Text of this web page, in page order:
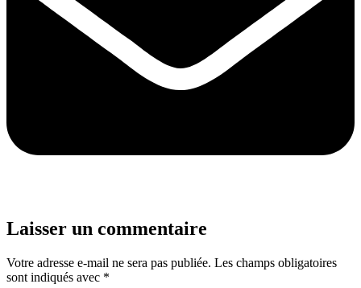
Laisser un commentaire
Votre adresse e-mail ne sera pas publiée. Les champs obligatoires
sont indiqués avec *